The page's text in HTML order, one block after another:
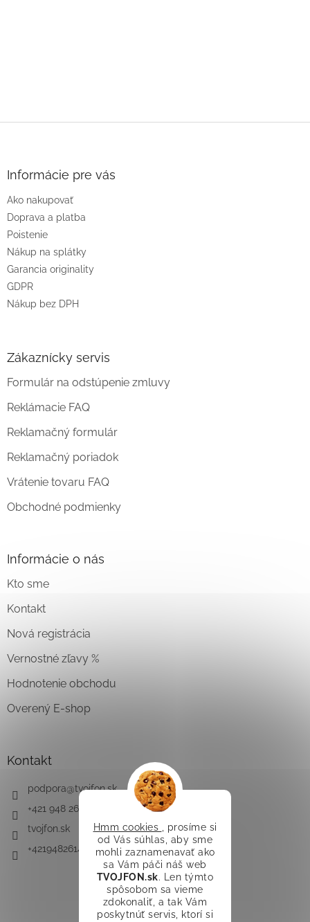
Hmm cookies
, prosíme si
od Vás súhlas, aby sme
mohli zaznamenavať ako
sa Vám páči náš web
TVOJFON.sk. Len týmto
spôsobom sa vieme
zdokonaliť, a tak Vám
poskytnúť servis, ktorí si
Informácie pre vás
Ako nakupovať
Doprava a platba
Poistenie
Nákup na splátky
Garancia originality
GDPR
Nákup bez DPH
Zákaznícky servis
Formulár na odstúpenie zmluvy
Reklámacie FAQ
Reklamačný formulár
Reklamačný poriadok
Vrátenie tovaru FAQ
Obchodné podmienky
Informácie o nás
Kto sme
Kontakt
Nová registrácia
Vernostné zľavy %
Hodnotenie obchodu
Overený E-shop
Kontakt
podpora@tvojfon.sk
+421 948 261 491
tvojfon.sk
+421948261491